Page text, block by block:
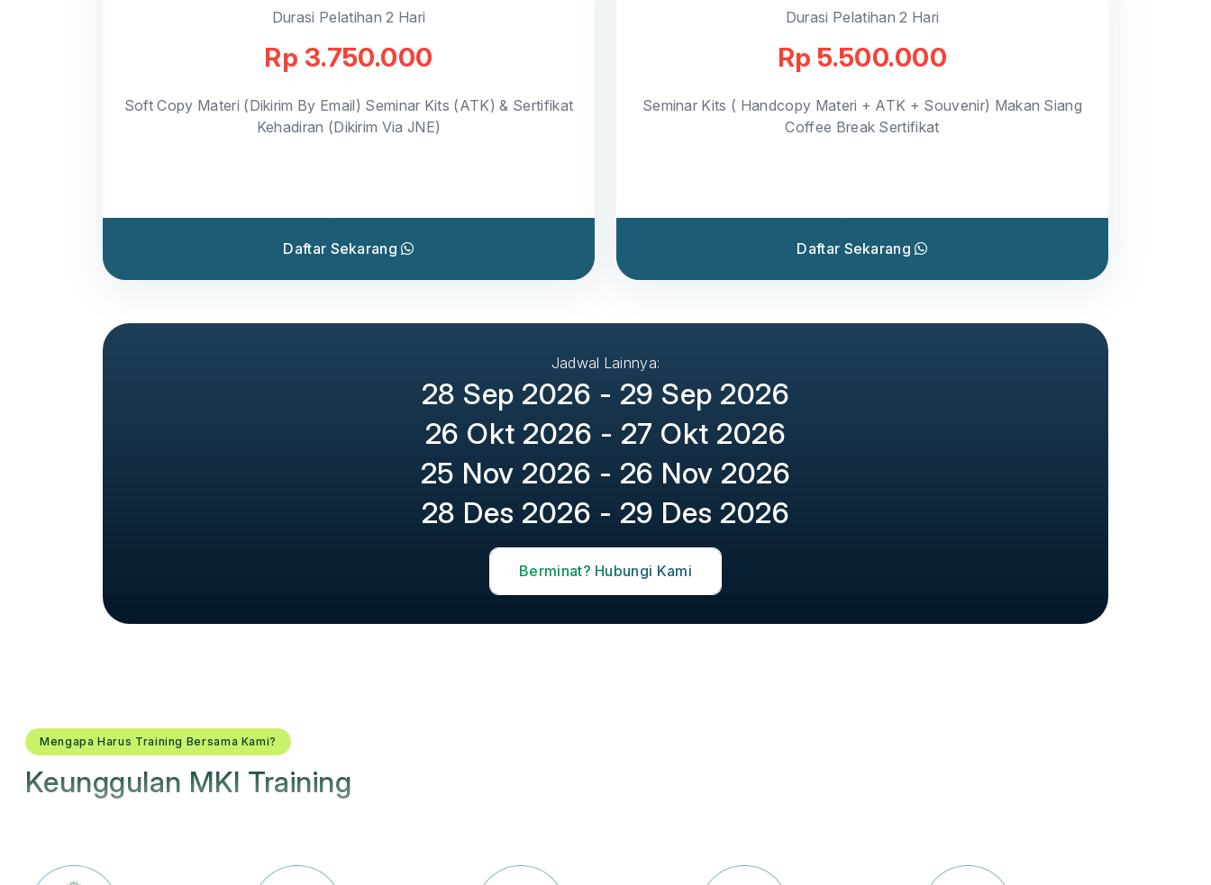
Durasi Pelatihan 2 Hari
Rp 3.750.000
Soft Copy Materi (Dikirim By Email) Seminar Kits (ATK) & Sertifikat
Kehadiran (Dikirim Via JNE)
Daftar Sekarang
Durasi Pelatihan 2 Hari
Rp 5.500.000
Seminar Kits ( Handcopy Materi + ATK + Souvenir) Makan Siang
Coffee Break Sertifikat
Daftar Sekarang
Jadwal Lainnya:
28 Sep 2026 - 29 Sep 2026
26 Okt 2026 - 27 Okt 2026
25 Nov 2026 - 26 Nov 2026
28 Des 2026 - 29 Des 2026
Berminat? Hubungi Kami
Mengapa Harus Training Bersama Kami?
Keunggulan MKI Training